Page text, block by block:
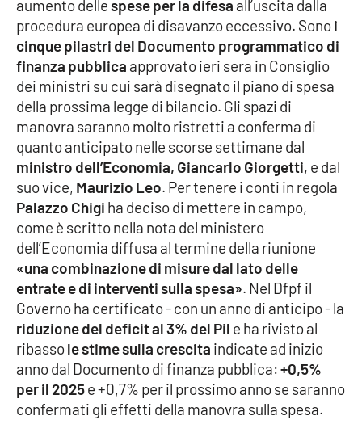
Cronaca
Cultura
Economia e Lavoro
Politica
Sanità
Società
Sport
RUBRICHE
Good Morning Vietnam
Parchi Marini Calabria
aumento dellespese per la difesa all’uscita dalla
procedura europea di disavanzo eccessivo. Sonoi
cinque pilastri del Documento programmatico di
finanza pubblica approvato ieri sera in Consiglio
dei ministri su cui sarà disegnato il piano di spesa
della prossima legge di bilancio. Gli spazi di
manovra saranno molto ristretti a conferma di
quanto anticipato nelle scorse settimane dal
ministro dell’Economia, Giancarlo Giorgetti, e dal
suo vice, Maurizio Leo. Per tenere i conti in regola
Palazzo Chigi ha deciso di mettere in campo,
come è scritto nella nota del ministero
dell’Economia diffusa al termine della riunione
«una combinazione di misure dal lato delle
entrate e di interventi sulla spesa». Nel Dfpf il
Governo ha certificato - con un anno di anticipo - la
riduzione del deficit al 3% del Pil e ha rivisto al
ribassole stime sulla crescita indicate ad inizio
anno dal Documento di finanza pubblica:+0,5%
per il 2025e +0,7% per il prossimo anno se saranno
confermati gli effetti della manovra sulla spesa.